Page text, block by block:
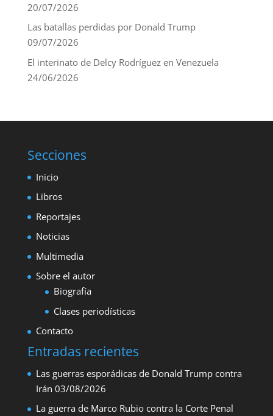
20/07/2026
Las batallas perdidas por Donald Trump
09/07/2026
El interinato de Delcy Rodríguez en Venezuela
24/06/2026
Secciones
Inicio
Libros
Reportajes
Noticias
Multimedia
Sobre el autor
Biografía
Clases periodísticas
Contacto
Entradas recientes
Las guerras esporádicas de Donald Trump contra
Irán 03/08/2026
La guerra de Marco Rubio contra la Corte Penal